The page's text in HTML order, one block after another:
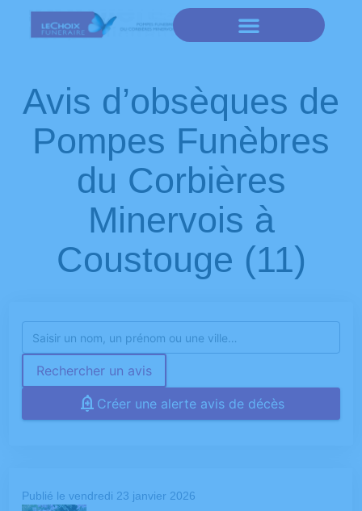
Avis d’obsèques de
Pompes Funèbres
du Corbières
Minervois à
Coustouge (11)
Rechercher un avis
Créer une alerte avis de décès
Publié le vendredi 23 janvier 2026